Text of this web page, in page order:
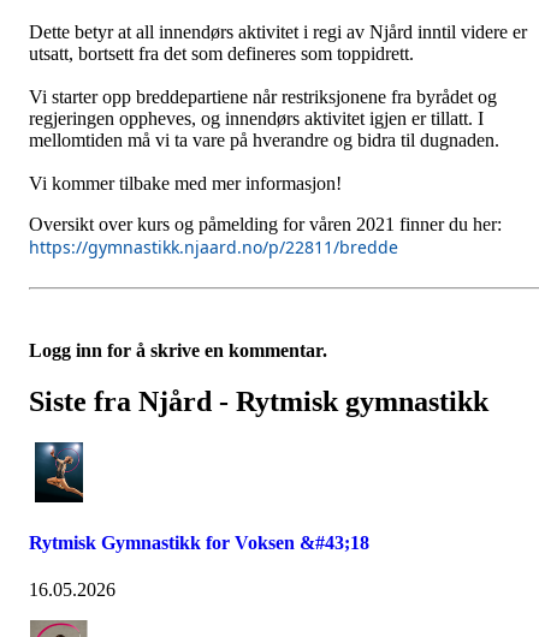
Dette betyr at all innendørs aktivitet i regi av Njård inntil videre er
utsatt, bortsett fra det som defineres som toppidrett.
Vi starter opp breddepartiene når restriksjonene fra byrådet og
regjeringen oppheves, og innendørs aktivitet igjen er tillatt. I
mellomtiden må vi ta vare på hverandre og bidra til dugnaden.
Vi kommer tilbake med mer informasjon!
Oversikt over kurs og påmelding for våren 2021 finner du her:
https://gymnastikk.njaard.no/p/22811/bredde
Logg inn for å skrive en kommentar.
Siste fra Njård - Rytmisk gymnastikk
Rytmisk Gymnastikk for Voksen &#43;18
16.05.2026